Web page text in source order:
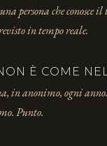
persona che conosce
in tempo reale.
È COME
in anonimo, ogni
Punto.